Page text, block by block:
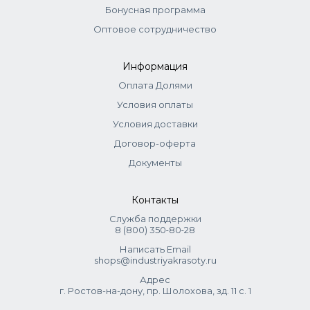
Acid, Hydroxyethylcellulose, Sodium Carboxy Methyl
Cellulose, Parfum, Methylparaben, Ethylparaben,
Бонусная программа
Оптовое сотрудничество
Информация
Оплата Долями
Условия оплаты
Условия доставки
Договор-оферта
Документы
Контакты
Служба поддержки
8 (800) 350‑80‑28
Написать Email
shops@industriyakrasoty.ru
Адрес
г. Ростов-на-дону, пр. Шолохова, зд. 11 с. 1